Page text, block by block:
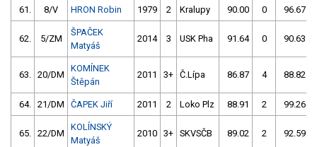
61. 8/V HRON Robin 1979 2 Kralupy 90.00 0 96.67
62. 5/ZM
ŠPAČEK
Matyáš
2014 3 USK Pha 91.64 0 90.63
63. 20/DM
KOMÍNEK
Štěpán
2011 3+ Č.Lípa 86.87 4 88.82
64. 21/DM ČAPEK Jiří 2011 2 Loko Plz 88.91 2 99.26
65. 22/DM
KOLÍNSKÝ
Matyáš
2010 3+ SKVSČB 89.02 2 92.59